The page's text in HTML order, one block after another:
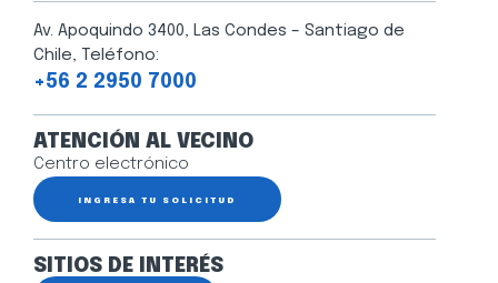
Av. Apoquindo 3400, Las Condes – Santiago de
Chile, Teléfono:
+56 2 2950 7000
ATENCIÓN AL VECINO
Centro electrónico
INGRESA TU SOLICITUD
SITIOS DE INTERÉS